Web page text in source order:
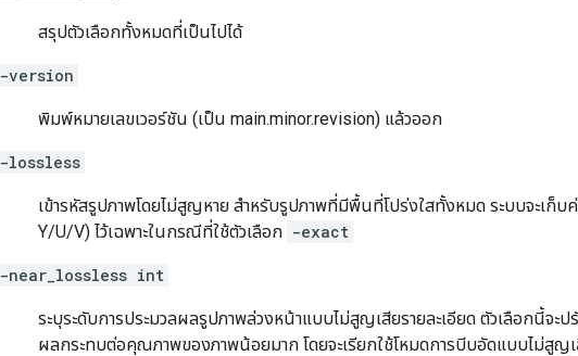
สรุปตัวเลือกทั้งหมดที่เป็นไปได้
-version
พิมพ์หมายเลขเวอร์ชัน (เป็น main.minor.revision) แล้วออก
-lossless
เข้ารหัสรูปภาพโดยไม่สูญหาย สำหรับรูปภาพที่มีพื้นที่โปร่งใสทั้งหมด ระบบจะเก็บ
Y/U/V) ไว้เฉพาะในกรณีที่ใช้ตัวเลือก -exact
-near_lossless int
ระบุระดับการประมวลผลรูปภาพล่วงหน้าแบบไม่สูญเสียรายละเอียด ตัวเลือกนี้จะ
ผลกระทบต่อคุณภาพของภาพน้อยมาก โดยจะเรียกใช้โหมดการบีบอัดแบบไม่สูญเ